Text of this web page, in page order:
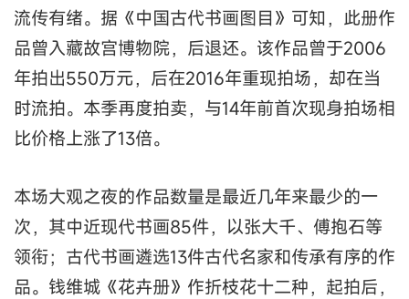
流传有绪。据《中国古代书画图目》可知，此册作
品曾入藏故宫博物院，后退还。该作品曾于2006
年拍出550万元，后在2016年重现拍场，却在当
时流拍。本季再度拍卖，与14年前首次现身拍场相
比价格上涨了13倍。
本场大观之夜的作品数量是最近几年来最少的一
次，其中近现代书画85件，以张大千、傅抱石等
领衔；古代书画遴选13件古代名家和传承有序的作
品。钱维城《花卉册》作折枝花十二种，起拍后，